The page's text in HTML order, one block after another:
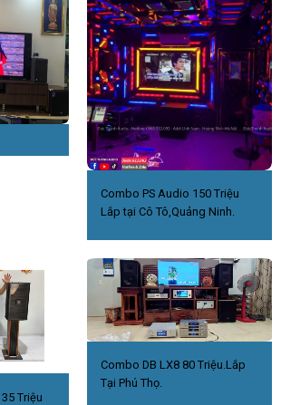
Combo PS Audio 150 Triệu
Lắp tại Cô Tô,Quảng Ninh.
Triệu
Combo DB LX8 80 Triệu.Lắp
Tại Phú Thọ.